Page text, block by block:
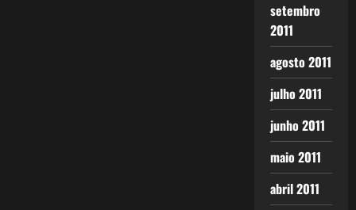
setembro
2011
agosto 2011
julho 2011
junho 2011
maio 2011
abril 2011